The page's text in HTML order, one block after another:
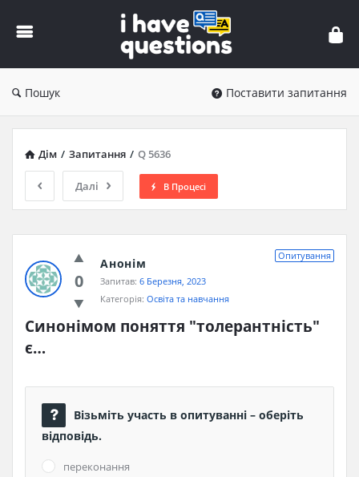
iHaveQuestions
Пошук Поставити запитання
Дім / Запитання / Q 5636
Далі В Процесі
0
Опитування
Анонім
Запитав: 6 Березня, 2023
Категорія: Освіта та навчання
Синонімом поняття "толерантність"
є…
Візьміть участь в опитуванні – оберіть
відповідь.
переконання